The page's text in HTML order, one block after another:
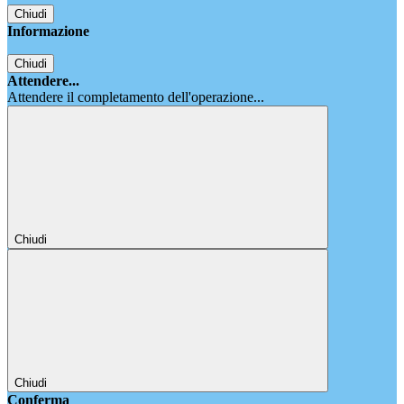
Chiudi
Informazione
Chiudi
Attendere...
Attendere il completamento dell'operazione...
Chiudi
Chiudi
Conferma